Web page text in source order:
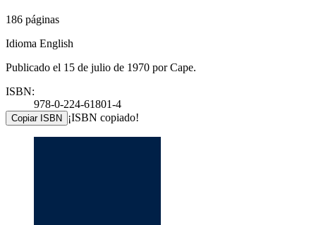
186 páginas
Idioma English
Publicado el 15 de julio de 1970 por Cape.
ISBN:
978-0-224-61801-4
Copiar ISBN ¡ISBN copiado!